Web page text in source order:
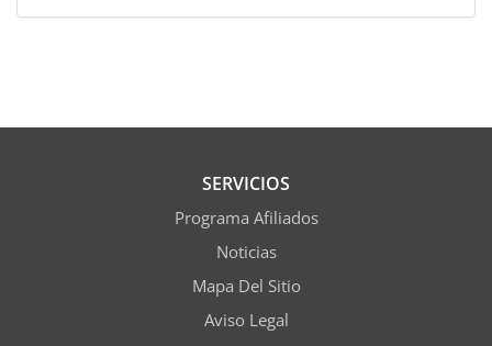
SERVICIOS
Programa Afiliados
Noticias
Mapa Del Sitio
Aviso Legal